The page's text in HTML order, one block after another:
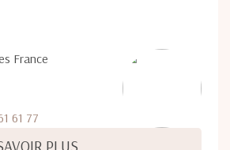
France
61 77